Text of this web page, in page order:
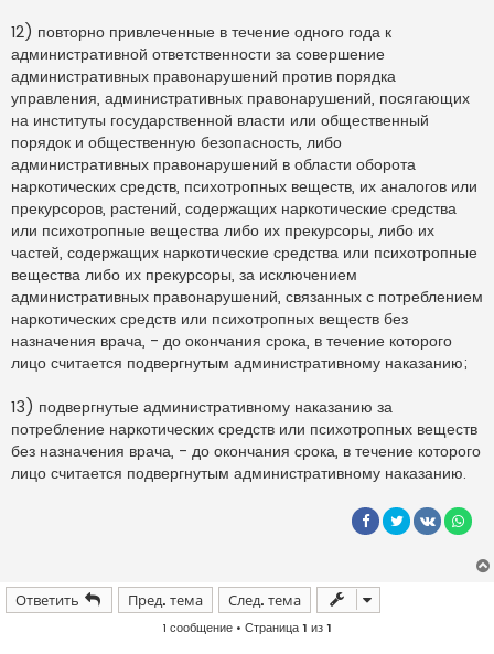
12) повторно привлеченные в течение одного года к
административной ответственности за совершение
административных правонарушений против порядка
управления, административных правонарушений, посягающих
на институты государственной власти или общественный
порядок и общественную безопасность, либо
административных правонарушений в области оборота
наркотических средств, психотропных веществ, их аналогов или
прекурсоров, растений, содержащих наркотические средства
или психотропные вещества либо их прекурсоры, либо их
частей, содержащих наркотические средства или психотропные
вещества либо их прекурсоры, за исключением
административных правонарушений, связанных с потреблением
наркотических средств или психотропных веществ без
назначения врача, - до окончания срока, в течение которого
лицо считается подвергнутым административному наказанию;
13) подвергнутые административному наказанию за
потребление наркотических средств или психотропных веществ
без назначения врача, - до окончания срока, в течение которого
лицо считается подвергнутым административному наказанию.
Ответить Пред. тема След. тема
1 сообщение • Страница1 из1